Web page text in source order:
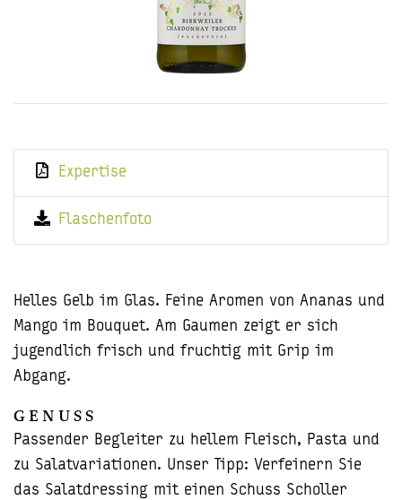
Helles Gelb im Glas. Feine Aromen von Ananas und
Mango im Bouquet. Am Gaumen zeigt er sich
jugendlich frisch und fruchtig mit Grip im
Abgang.
GENUSS
Passender Begleiter zu hellem Fleisch, Pasta und
zu Salatvariationen. Unser Tipp: Verfeinern Sie
das Salatdressing mit einen Schuss Scholler
Expertise
Flaschenfoto